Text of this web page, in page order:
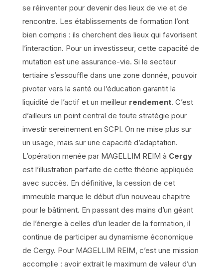
se réinventer pour devenir des lieux de vie et de
rencontre. Les établissements de formation l’ont
bien compris : ils cherchent des lieux qui favorisent
l’interaction. Pour un investisseur, cette capacité de
mutation est une assurance-vie. Si le secteur
tertiaire s’essouffle dans une zone donnée, pouvoir
pivoter vers la santé ou l’éducation garantit la
liquidité de l’actif et un meilleur rendement. C’est
d’ailleurs un point central de toute stratégie pour
investir sereinement en SCPI. On ne mise plus sur
un usage, mais sur une capacité d’adaptation.
L’opération menée par MAGELLIM REIM à Cergy
est l’illustration parfaite de cette théorie appliquée
avec succès. En définitive, la cession de cet
immeuble marque le début d’un nouveau chapitre
pour le bâtiment. En passant des mains d’un géant
de l’énergie à celles d’un leader de la formation, il
continue de participer au dynamisme économique
de Cergy. Pour MAGELLIM REIM, c’est une mission
accomplie : avoir extrait le maximum de valeur d’un